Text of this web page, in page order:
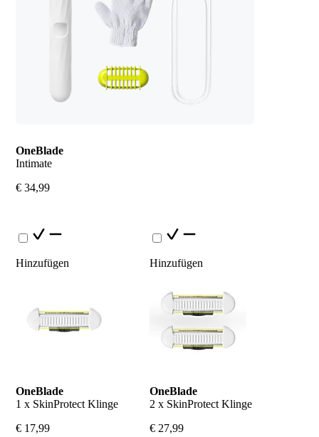
OneBlade
Intimate
€ 34,99
Hinzufügen
OneBlade
1 x SkinProtect Klinge
€ 17,99
Hinzufügen
OneBlade
2 x SkinProtect Klinge
€ 27,99